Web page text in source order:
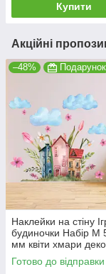
Купити
Акційні
–48% Подарунок
Наклейки на стіну
будиночки Набір М
мм квіти хмари
дитячу вініл
Готово до відправки